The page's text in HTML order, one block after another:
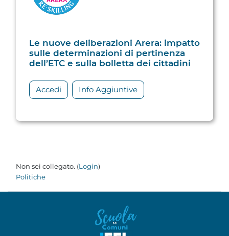
Le nuove deliberazioni Arera: impatto
sulle determinazioni di pertinenza
dell’ETC e sulla bolletta dei cittadini
Accedi Info Aggiuntive
Non sei collegato. (Login)
Politiche